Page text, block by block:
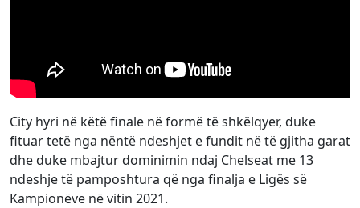
City hyri në këtë finale në formë të shkëlqyer, duke
fituar tetë nga nëntë ndeshjet e fundit në të gjitha garat
dhe duke mbajtur dominimin ndaj Chelseat me 13
ndeshje të pamposhtura që nga finalja e Ligës së
Kampionëve në vitin 2021.